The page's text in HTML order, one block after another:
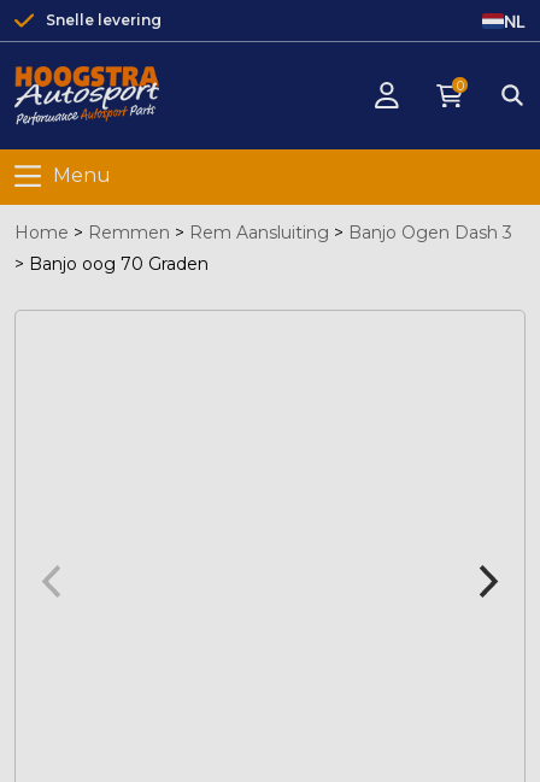
Snelle levering NL
0
Menu
Home > Remmen > Rem Aansluiting > Banjo Ogen Dash 3
> Banjo oog 70 Graden